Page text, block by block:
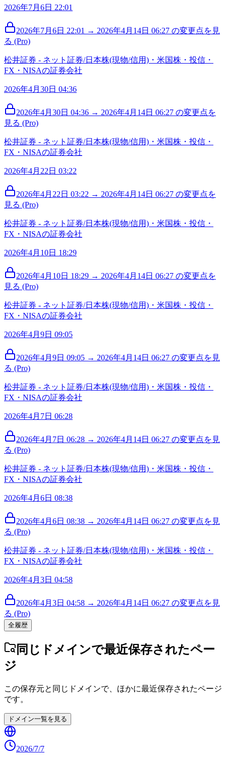
2026年7月6日 22:01
2026年7月6日 22:01 → 2026年4月14日 06:27 の変更点を見
る (Pro)
松井証券 - ネット証券/日本株(現物/信用)・米国株・投信・
FX・NISAの証券会社
2026年4月30日 04:36
2026年4月30日 04:36 → 2026年4月14日 06:27 の変更点を
見る (Pro)
松井証券 - ネット証券/日本株(現物/信用)・米国株・投信・
FX・NISAの証券会社
2026年4月22日 03:22
2026年4月22日 03:22 → 2026年4月14日 06:27 の変更点を
見る (Pro)
松井証券 - ネット証券/日本株(現物/信用)・米国株・投信・
FX・NISAの証券会社
2026年4月10日 18:29
2026年4月10日 18:29 → 2026年4月14日 06:27 の変更点を
見る (Pro)
松井証券 - ネット証券/日本株(現物/信用)・米国株・投信・
FX・NISAの証券会社
2026年4月9日 09:05
2026年4月9日 09:05 → 2026年4月14日 06:27 の変更点を見
る (Pro)
松井証券 - ネット証券/日本株(現物/信用)・米国株・投信・
FX・NISAの証券会社
2026年4月7日 06:28
2026年4月7日 06:28 → 2026年4月14日 06:27 の変更点を見
る (Pro)
松井証券 - ネット証券/日本株(現物/信用)・米国株・投信・
FX・NISAの証券会社
2026年4月6日 08:38
2026年4月6日 08:38 → 2026年4月14日 06:27 の変更点を見
る (Pro)
松井証券 - ネット証券/日本株(現物/信用)・米国株・投信・
FX・NISAの証券会社
2026年4月3日 04:58
2026年4月3日 04:58 → 2026年4月14日 06:27 の変更点を見
る (Pro)
全履歴
同じドメインで最近保存されたペー
ジ
この保存元と同じドメインで、ほかに最近保存されたページ
です。
ドメイン一覧を見る
2026/7/7